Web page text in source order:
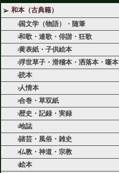
和本（古典籍）
国文学（物語）・随筆
和歌・連歌・俳諧・狂歌
黄表紙・子供絵本
浮世草子・滑稽本・洒落本・噺本
読本
人情本
合巻・草双紙
歴史・記録・実録
地誌
諸芸・風俗・雑史
仏教・神道・宗教
絵本